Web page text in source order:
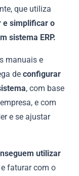
que utiliza
e simplificar o
sistema ERP.
manuais e
de configurar
, com base
e com
e se ajustar
utilizar
faturar com o